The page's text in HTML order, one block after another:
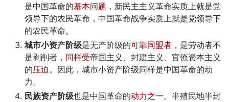
是中国革命的基本问题 ，新民主主义革命实质上就是党
领导下的农民革命，中国革命战争实质上就是党领导下
的农民革命。
城市小资产阶级是无产阶级的可靠同盟者 ，是劳动者不
是剥削者， 同样受帝国主义、封建主义、官僚资本主义
的压迫。因此，城市小资产阶级同样是中国革命的动
力。
民族资产阶级也是中国革命的动力之一。半殖民地半封